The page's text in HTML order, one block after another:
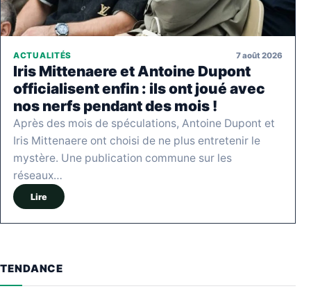
ACTUALITÉS 7 août 2026
Iris Mittenaere et Antoine Dupont
officialisent enfin : ils ont joué avec
nos nerfs pendant des mois !
Après des mois de spéculations, Antoine Dupont et
Iris Mittenaere ont choisi de ne plus entretenir le
mystère. Une publication commune sur les
réseaux…
Lire
TENDANCE